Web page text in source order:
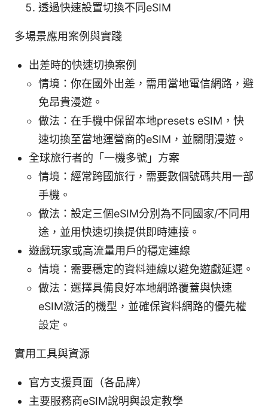
透過快速設置切換不同eSIM
多場景應用案例與實踐
出差時的快速切換案例
情境：你在國外出差，需用當地電信網路，避
免昂貴漫遊。
做法：在手機中保留本地presets eSIM，快
速切換至當地運營商的eSIM，並關閉漫遊。
全球旅行者的「一機多號」方案
情境：經常跨國旅行，需要數個號碼共用一部
手機。
做法：設定三個eSIM分別為不同國家/不同用
途，並用快速切換提供即時連接。
遊戲玩家或高流量用戶的穩定連線
情境：需要穩定的資料連線以避免遊戲延遲。
做法：選擇具備良好本地網路覆蓋與快速
eSIM激活的機型，並確保資料網路的優先權
設定。
實用工具與資源
官方支援頁面（各品牌）
主要服務商eSIM說明與設定教學